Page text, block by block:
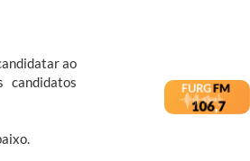
ao
candidatos